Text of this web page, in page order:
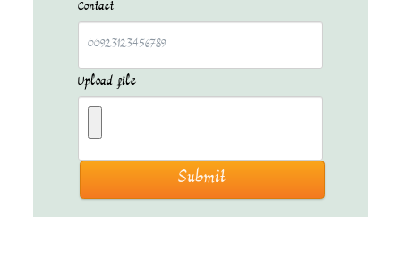
Contact
Upload file